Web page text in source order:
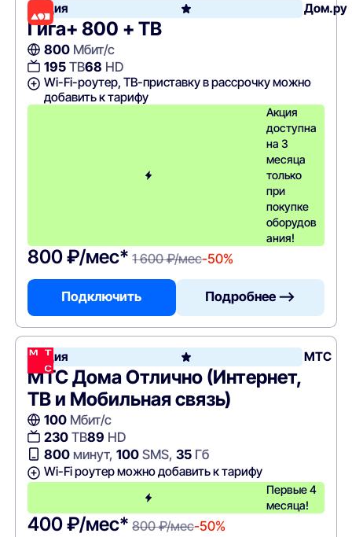
Акция Дом.ру
Гига+ 800 + ТВ
800Мбит/с
195ТВ68 HD
Wi-Fi-роутер, ТВ-приставку в рассрочку можно
добавить к тарифу
Акция
доступна
на 3
месяца
только
при
покупке
оборудов
ания!
800 ₽/мес* 1 600 ₽/мес-50%
Подключить Подробнее —>
Акция МТС
МТС Дома Отлично (Интернет,
ТВ и Мобильная связь)
100Мбит/с
230ТВ89 HD
800минут, 100SMS, 35Гб
Wi-Fi роутер можно добавить к тарифу
Первые 4
месяца!
400 ₽/мес* 800 ₽/мес-50%